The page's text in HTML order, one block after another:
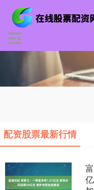
配资股票最新行情